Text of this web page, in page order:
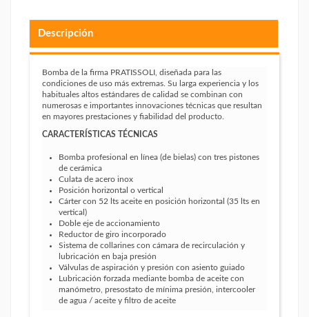
Descripción
Bomba de la firma PRATISSOLI, diseñada para las
condiciones de uso más extremas. Su larga experiencia y los
habituales altos estándares de calidad se combinan con
numerosas e importantes innovaciones técnicas que resultan
en mayores prestaciones y fiabilidad del producto.
CARACTERÍSTICAS TÉCNICAS
Bomba profesional en línea (de bielas) con tres pistones
de cerámica
Culata de acero inox
Posición horizontal o vertical
Cárter con 52 lts aceite en posición horizontal (35 lts en
vertical)
Doble eje de accionamiento
Reductor de giro incorporado
Sistema de collarines con cámara de recirculación y
lubricación en baja presión
Válvulas de aspiración y presión con asiento guiado
Lubricación forzada mediante bomba de aceite con
manómetro, presostato de mínima presión, intercooler
de agua / aceite y filtro de aceite